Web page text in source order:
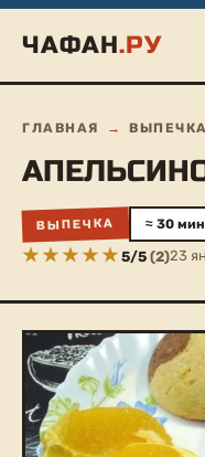
содержимому
ЧАФАН.РУ
ГЛАВНАЯ → ВЫПЕЧКА
ВЫПЕЧКА ≈ 30
5/5 (2)23